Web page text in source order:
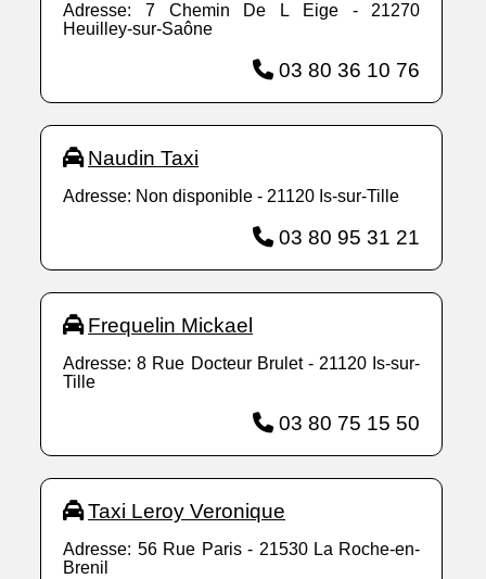
Adresse: 7 Chemin De L Eige - 21270
Heuilley-sur-Saône
03 80 36 10 76
Naudin Taxi
Adresse: Non disponible - 21120 Is-sur-Tille
03 80 95 31 21
Frequelin Mickael
Adresse: 8 Rue Docteur Brulet - 21120 Is-sur-
Tille
03 80 75 15 50
Taxi Leroy Veronique
Adresse: 56 Rue Paris - 21530 La Roche-en-
Brenil